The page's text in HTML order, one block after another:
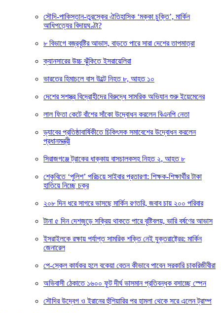
সৌদি-পাকিস্তান-তুরস্কের ঐতিহাসিক ‘মক্কা চুক্তি’, মার্কিন
আধিপত্যের বিদায়ঘণ্টা?
৮ বিভাগে বজ্রবৃষ্টির আভাস, বাড়তে পারে সারা দেশের তাপমাত্রা
ক্যানসারের উচ্চ ঝুঁকিতে ইসরায়েলিরা
ভারতের হিমাচলে বাস উল্টে নিহত ৮, আহত ১০
দেশের সশস্ত্র বিদ্রোহীদের বিরুদ্ধে সামরিক অভিযান শুরু ইয়েমেনের
লাল ফিতা কেটে বাঁশের সাঁকো উদ্বোধন করলেন বিএনপি নেতা
ড্যাবের প্রতিষ্ঠাবার্ষিকীতে চিকিৎসক সমাবেশের উদ্বোধন করলেন
প্রধানমন্ত্রী
সিরাজগঞ্জে ট্রাকের ধাক্কায় বাসচালকসহ নিহত ২, আহত ৮
শেকৃবিতে ‘পুলিশ’ পরিচয়ে সাইবার প্রতারণা: শিক্ষক-শিক্ষার্থীর টাকা
হাতিয়ে নিচ্ছে চক্র
২০৮ দিন ধরে সাগরে ভাসছে মার্কিন রণতরি, জবাব চায় ২০০ পরিবার
টানা ৫ দিন দেশজুড়ে সক্রিয় থাকতে পারে বৃষ্টিবলয়, ভারি বর্ষণের আভাস
ইসরাইলকে রক্ষায় পর্যাপ্ত সামরিক শক্তি নেই যুক্তরাষ্ট্রের: মার্কিন
জেনারেল
পে-স্কেল কার্যকর হলে বকেয়া বেতন কীভাবে পাবেন সরকারি চাকরিজীবীরা
অভিবাসী ঠেকাতে ১৬০০ ফুট দীর্ঘ ভাসমান প্রতিবন্ধক বসাচ্ছে স্পেন
সৌদির উদ্বেগ ও ইরানের হুঁশিয়ারির পর হামলা থেকে সরে এলেন ট্রাম্প